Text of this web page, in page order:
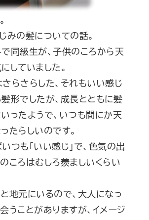
みの髪についての話。
同級生が、子供のころから天
していました。
らさらした、それもいい感じ
形でしたが、成長とともに髪
ったようで、いつも間にか天
たらしいのです。
つも「いい感じ」で、色気の出
ころはむしろ羨ましいくらい
地元にいるので、大人になっ
うことがありますが、イメージ